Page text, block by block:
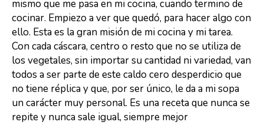
mismo que me pasa en mi cocina, cuando termino de
cocinar. Empiezo a ver que quedó, para hacer algo con
ello. Esta es la gran misión de mi cocina y mi tarea.
Con cada cáscara, centro o resto que no se utiliza de
los vegetales, sin importar su cantidad ni variedad, van
todos a ser parte de este caldo cero desperdicio que
no tiene réplica y que, por ser único, le da a mi sopa
un carácter muy personal. Es una receta que nunca se
repite y nunca sale igual, siempre mejor